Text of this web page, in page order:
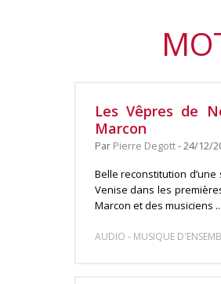
Les Vêpres de
Marcon
Par Pierre Degott- 24/12/
Belle reconstitution
Venise dans les
Marcon et des musiciens ...
AUDIO - MUSIQUE